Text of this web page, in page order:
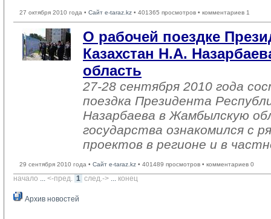
27 октября 2010 года • Сайт e-taraz.kz • 401365 просмотров • комментариев 1
О рабочей поездке
Казахстан Н.А.
область
27-28 сентября 2010 года
поездка Президента
Назарбаева в Жамбылскую
государства ознакомился с
проектов в регионе и в
29 сентября 2010 года • Сайт e-taraz.kz • 401489 просмотров • комментариев 0
начало ... <-пред. 1 след.-> ... конец
Архив новостей